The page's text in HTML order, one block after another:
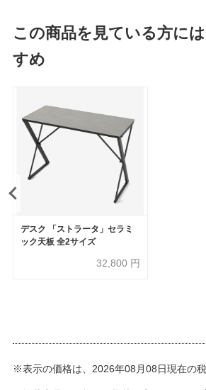
この商品を見ている方に
すめ
デスク 「ストラータ」セラミ
ック天板 全2サイズ
32,800 円
※表示の価格は、2026年08月08日現在の税